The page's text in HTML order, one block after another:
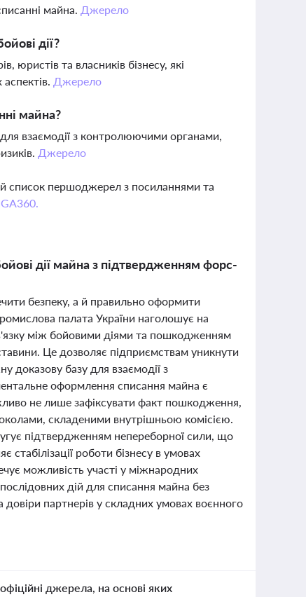
майна. Джерело
дії?
юристів та власників бізнесу, які
Джерело
майна?
взаємодії з контролюючими органами,
Джерело
список першоджерел з посиланнями та
дії майна з підтвердженням форс-
безпеку, а й правильно оформити
палата України наголошує на
між бойовими діями та пошкодженням
Це дозволяє підприємствам уникнути
доказову базу для взаємодії з
оформлення списання майна є
не лише зафіксувати факт пошкодження,
складеними внутрішньою комісією.
підтвердженням непереборної сили, що
стабілізації роботи бізнесу в умовах
можливість участі у міжнародних
дій для списання майна без
партнерів у складних умовах воєнного
джерела, на основі яких